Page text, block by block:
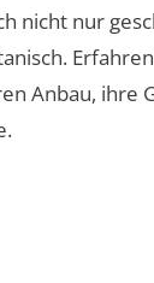
nicht nur
Anbau, ihre